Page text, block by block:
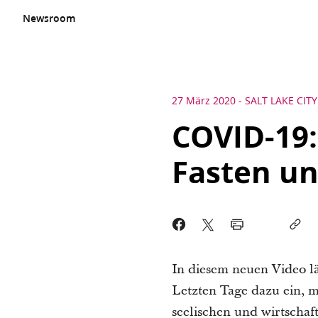
Newsroom
27 März 2020 - SALT LAKE CITY
COVID-
Fasten
In diesem neuen Video
Letzten Tage dazu ein,
seelischen und